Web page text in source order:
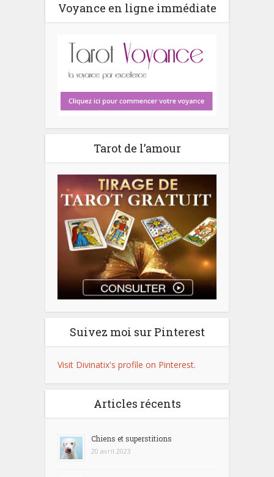
Voyance en ligne immédiate
Tarot de l’amour
Suivez moi sur Pinterest
Visit Divinatix's profile on Pinterest.
Articles récents
Chiens et superstitions
20 avril 2023